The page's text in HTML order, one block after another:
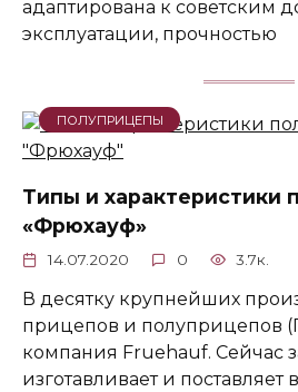
адаптирована к советским
эксплуатации, прочностью
ПОЛУПРИЦЕПЫ
Типы и характеристики
«Фрюхауф»
14.07.2020 0 3.7к.
В десятку крупнейших
прицепов и полуприцепов
компания Fruehauf. Сейчас
изготавливает и поставляет